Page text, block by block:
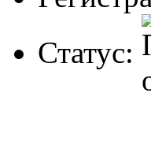
Статус: